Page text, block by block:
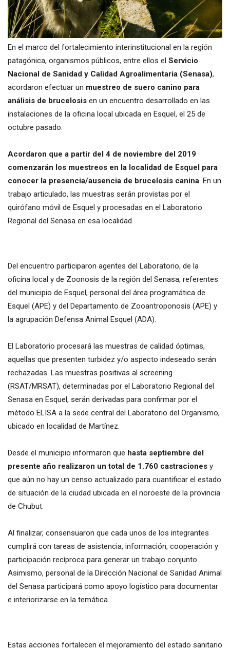
En el marco del fortalecimiento interinstitucional en la región
patagónica, organismos públicos, entre ellos el Servicio
Nacional de Sanidad y Calidad Agroalimentaria (Senasa),
acordaron efectuar un muestreo de suero canino para
análisis de brucelosis en un encuentro desarrollado en las
instalaciones de la oficina local ubicada en Esquel, el 25 de
octubre pasado.
Acordaron que a partir del 4 de noviembre del 2019
comenzarán los muestreos en la localidad de Esquel para
conocer la presencia/ausencia de brucelosis canina. En un
trabajo articulado, las muestras serán provistas por el
quirófano móvil de Esquel y procesadas en el Laboratorio
Regional del Senasa en esa localidad.
Del encuentro participaron agentes del Laboratorio, de la
oficina local y de Zoonosis de la región del Senasa, referentes
del municipio de Esquel, personal del área programática de
Esquel (APE) y del Departamento de Zooantroponosis (APE) y
la agrupación Defensa Animal Esquel (ADA).
El Laboratorio procesará las muestras de calidad óptimas,
aquellas que presenten turbidez y/o aspecto indeseado serán
rechazadas. Las muestras positivas al screening
(RSAT/MRSAT), determinadas por el Laboratorio Regional del
Senasa en Esquel, serán derivadas para confirmar por el
método ELISA a la sede central del Laboratorio del Organismo,
ubicado en localidad de Martínez.
Desde el municipio informaron que hasta septiembre del
presente año realizaron un total de 1.760 castraciones y
que aún no hay un censo actualizado para cuantificar el estado
de situación de la ciudad ubicada en el noroeste de la provincia
de Chubut.
Al finalizar, consensuaron que cada unos de los integrantes
cumplirá con tareas de asistencia, información, cooperación y
participación recíproca para generar un trabajo conjunto.
Asimismo, personal de la Dirección Nacional de Sanidad Animal
del Senasa participará como apoyo logístico para documentar
e interiorizarse en la temática.
Estas acciones fortalecen el mejoramiento del estado sanitario